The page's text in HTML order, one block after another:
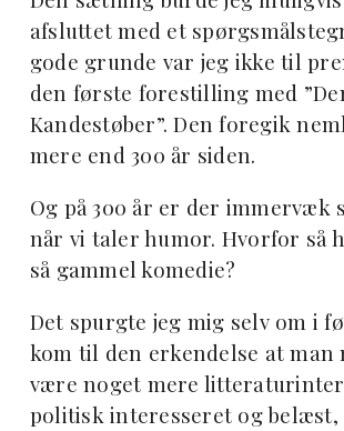
afsluttet med et
gode grunde var jeg ikke til
den første forestilling med
Kandestøber”. Den foregik
mere end 300 år siden.
Og på 300 år er der immervæk
når vi taler humor. Hvorfor så
så gammel komedie?
Det spurgte jeg mig selv om i
kom til den erkendelse at man
være noget mere
politisk interesseret og belæst,